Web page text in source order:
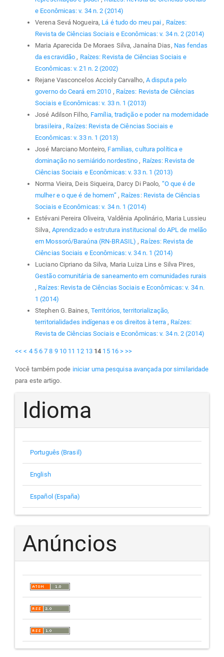
e Econômicas: v. 34 n. 2 (2014)
Verena Sevá Nogueira, Lá é tudo do meu pai, Raízes:
Revista de Ciências Sociais e Econômicas: v. 34 n. 2 (2014)
Maria Aparecida De Moraes Silva, Janaína Dias, Nas fendas
da escravidão, Raízes: Revista de Ciências Sociais e
Econômicas: v. 21 n. 2 (2002)
Rejane Vasconcelos Accioly Carvalho, A disputa pelo
governo do Ceará em 2010 , Raízes: Revista de Ciências
Sociais e Econômicas: v. 33 n. 1 (2013)
José Adilson Filho, Família, tradição e poder na modernidade
brasileira, Raízes: Revista de Ciências Sociais e
Econômicas: v. 33 n. 1 (2013)
José Marciano Monteiro, Famílias, cultura política e
dominação no semiárido nordestino, Raízes: Revista de
Ciências Sociais e Econômicas: v. 33 n. 1 (2013)
Norma Vieira, Deis Siqueira, Darcy Di Paolo, “O que é de
mulher e o que é de homem” , Raízes: Revista de Ciências
Sociais e Econômicas: v. 34 n. 1 (2014)
Estévani Pereira Oliveira, Valdênia Apolinário, Maria Lussieu
Silva, Aprendizado e estrutura institucional do APL de melão
em Mossoró/Baraúna (RN-BRASIL), Raízes: Revista de
Ciências Sociais e Econômicas: v. 34 n. 1 (2014)
Luciano Cipriano da Silva, Maria Luiza Lins e Silva Pires,
Gestão comunitária de saneamento em comunidades rurais
, Raízes: Revista de Ciências Sociais e Econômicas: v. 34 n.
1 (2014)
Stephen G. Baines, Territórios, territorialização,
territorialidades indígenas e os direitos à terra, Raízes:
Revista de Ciências Sociais e Econômicas: v. 34 n. 2 (2014)
<< < 4 5 6 7 8 9 10 11 12 13 14 15 16 > >>
Você também pode iniciar uma pesquisa avançada por similaridade
para este artigo.
Idioma
Português (Brasil)
English
Español (España)
Anúncios